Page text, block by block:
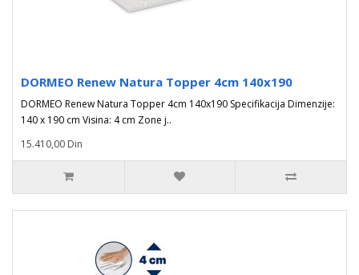
DORMEO Renew Natura Topper 4cm 140x190
DORMEO Renew Natura Topper 4cm 140x190 Specifikacija Dimenzije:
140 x 190 cm Visina: 4 cm Zone j..
15.410,00 Din